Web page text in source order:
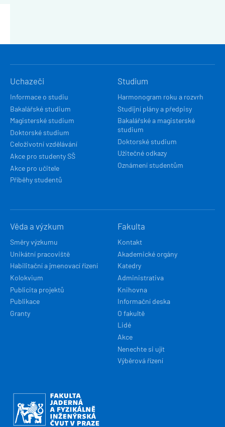
NAVIGACE
Uchazeči
Informace o studiu
Bakalářské studium
Magisterské studium
Doktorské studium
Celoživotní vzdělávání
Akce pro studenty SŠ
Akce pro učitele
Příběhy studentů
Studium
Harmonogram roku a rozvrh
Studijní plány a předpisy
Bakalářské a magisterské
studium
Doktorské studium
Užitečné odkazy
Oznámení studentům
Věda a výzkum
Směry výzkumu
Unikátní pracoviště
Habilitační a jmenovací řízení
Kolokvium
Publicita projektů
Publikace
Granty
Fakulta
Kontakt
Akademické orgány
Katedry
Administrativa
Knihovna
Informační deska
O fakultě
Lidé
Akce
Nenechte si ujít
Výběrová řízení
Obrázek